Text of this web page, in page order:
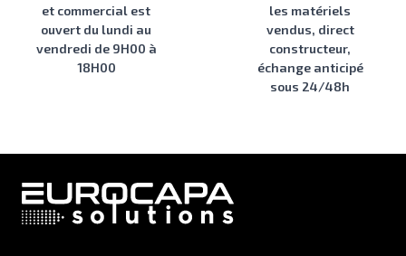
et commercial est
ouvert du lundi au
vendredi de 9H00 à
18H00
les matériels
vendus, direct
constructeur,
échange anticipé
sous 24/48h